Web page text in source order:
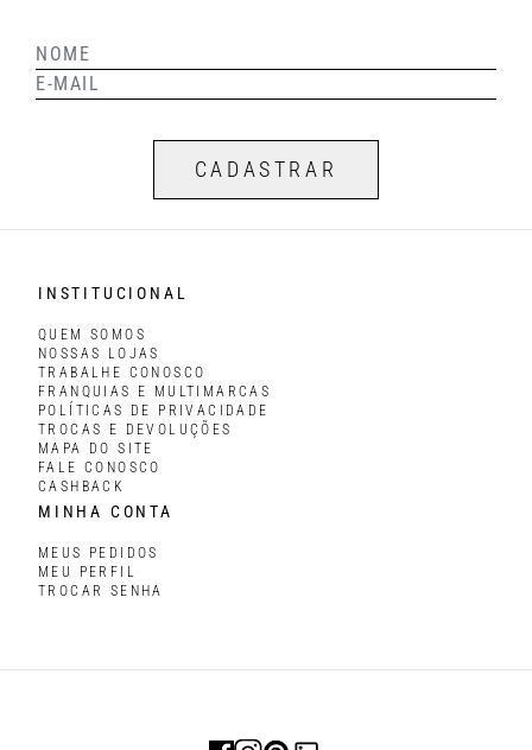
CADASTRAR
INSTITUCIONAL
QUEM SOMOS
NOSSAS LOJAS
TRABALHE CONOSCO
FRANQUIAS E MULTIMARCAS
POLÍTICAS DE PRIVACIDADE
TROCAS E DEVOLUÇÕES
MAPA DO SITE
FALE CONOSCO
CASHBACK
MINHA CONTA
MEUS PEDIDOS
MEU PERFIL
TROCAR SENHA